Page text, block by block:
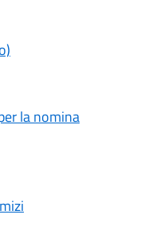
la nomina